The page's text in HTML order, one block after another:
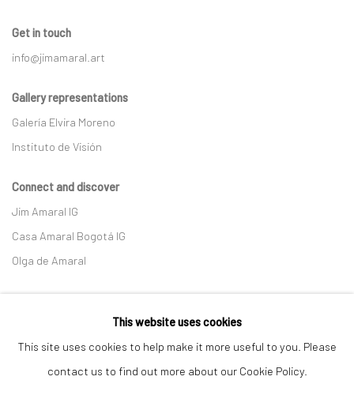
Get in touch
info@jimamaral.art
Gallery representations
Galería Elvira Moreno
Instituto de Visión
Connect and discover
Jim Amaral IG
Casa Amaral Bogotá IG
Olga de Amaral
This website uses cookies
This site uses cookies to help make it more useful to you. Please
contact us to find out more about our Cookie Policy.